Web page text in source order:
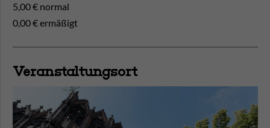
5,00 € normal
0,00 € ermäßigt
Veranstaltungsort